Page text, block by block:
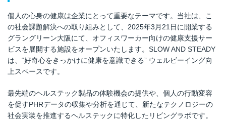
個人の心身の健康は企業にとって重要なテーマです。当社は、こ
の社会課題解決への取り組みとして、2025年3月21日に開業する
グラングリーン大阪にて、オフィスワーカー向けの健康支援サー
ビスを展開する施設をオープンいたします。SLOW AND STEADY
は、“好奇心をきっかけに健康を意識できる” ウェルビーイング向
上スペースです。
最先端のヘルステック製品の体験機会の提供や、個人の行動変容
を促すPHRデータの収集や分析を通じて、新たなテクノロジーの
社会実装を推進するヘルステックに特化したリビングラボです。